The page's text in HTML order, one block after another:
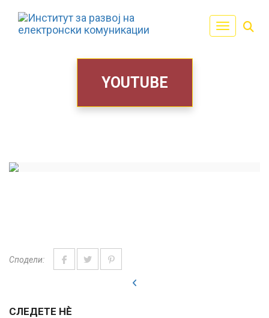
Toggle
YOUTUBE
Сподели:
СЛЕДЕТЕ НЀ